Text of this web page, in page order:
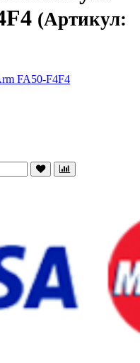
(Артикул: